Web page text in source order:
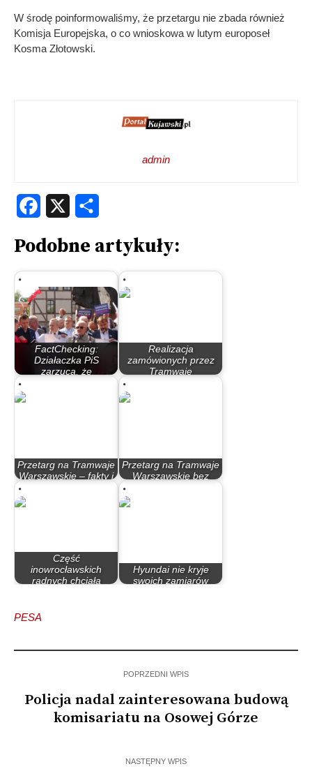
W środę poinformowaliśmy, że przetargu nie zbada również
Komisja Europejska, o co wnioskowa w lutym europoseł
Kosma Złotowski.
admin
Facebook
Podobne artykuły:
FactChecking:
Działaczka PiS
zarzuca, że
Realizacja
zamówionych przez
Tramwaje
Przetarg na Tramwaje
Warszawskie – fakty i
Przetarg na Tramwaje
Warszawskie bez
Część
inowrocławskich
radnych chciała
Hyundai nie kryje
swoich zamiarów
PESA
POPRZEDNI WPIS
Policja nadal zainteresowana budową
komisariatu na Osowej Górze
NASTĘPNY WPIS